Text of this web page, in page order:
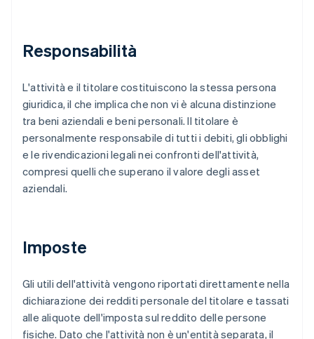
Responsabilità
L'attività e il titolare costituiscono la stessa persona
giuridica, il che implica che non vi è alcuna distinzione
tra beni aziendali e beni personali. Il titolare è
personalmente responsabile di tutti i debiti, gli obblighi
e le rivendicazioni legali nei confronti dell'attività,
compresi quelli che superano il valore degli asset
aziendali.
Imposte
Gli utili dell'attività vengono riportati direttamente nella
dichiarazione dei redditi personale del titolare e tassati
alle aliquote dell'imposta sul reddito delle persone
fisiche. Dato che l'attività non è un'entità separata, il